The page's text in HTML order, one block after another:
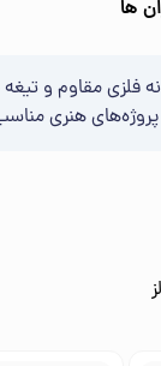
ها
فلزی مقاوم و
پروژه‌های هنری